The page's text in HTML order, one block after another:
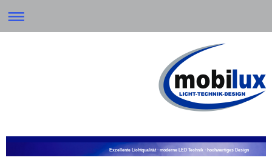
Exzellente Lichtqualität - moderne LED Technik - hochwertiges Design